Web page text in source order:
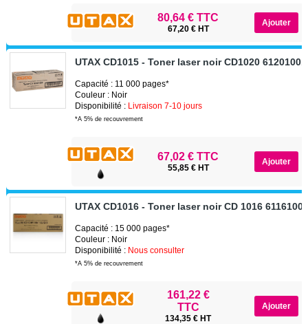
80,64 € TTC
67,20 € HT
UTAX CD1015 - Toner laser noir CD1020
Capacité : 11 000 pages*
Couleur : Noir
Disponibilité : Livraison 7-10 jours
*A 5% de recouvrement
67,02 € TTC
55,85 € HT
UTAX CD1016 - Toner laser noir CD 1016
Capacité : 15 000 pages*
Couleur : Noir
Disponibilité : Nous consulter
*A 5% de recouvrement
161,22 €
TTC
134,35 € HT